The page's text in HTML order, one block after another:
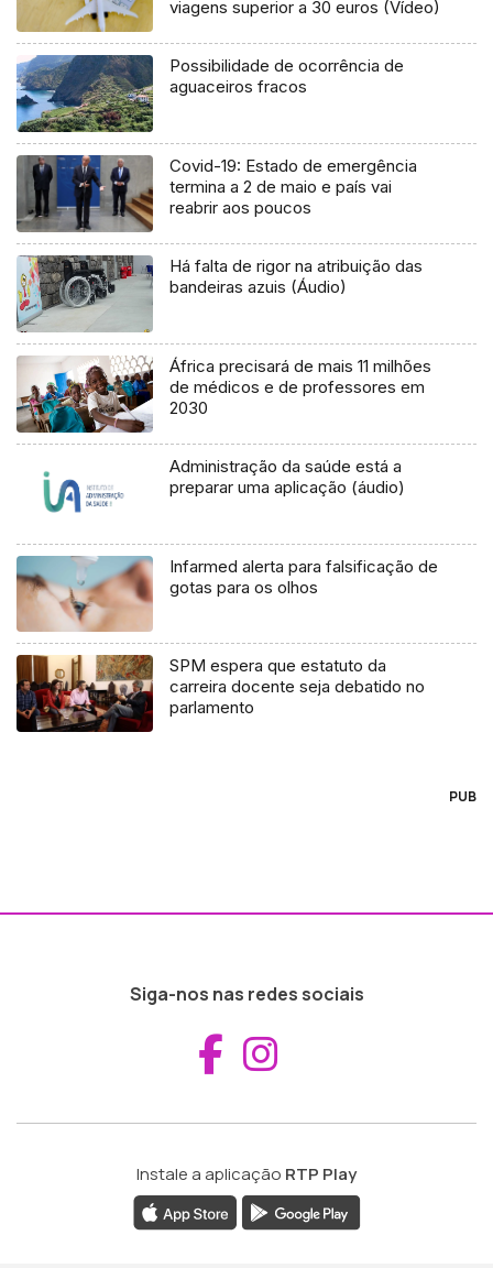
viagens superior a 30 euros (Vídeo)
Possibilidade de ocorrência de
aguaceiros fracos
Covid-19: Estado de emergência
termina a 2 de maio e país vai
reabrir aos poucos
Há falta de rigor na atribuição das
bandeiras azuis (Áudio)
África precisará de mais 11 milhões
de médicos e de professores em
2030
Administração da saúde está a
preparar uma aplicação (áudio)
Infarmed alerta para falsificação de
gotas para os olhos
SPM espera que estatuto da
carreira docente seja debatido no
parlamento
PUB
Siga-nos nas redes sociais
Aceder ao
Instale a aplicação RTP Play